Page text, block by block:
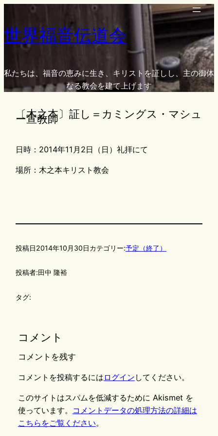
を
ッ
世界福音伝道会
私たちは、福音の恵みに生き、キリストを証しし、主の御体
なる教会を建て上げます
〔木之本〕証し＝カミングス・マシュ
ー宣教師
日時：2014年11月2日（日）礼拝にて
場所：木之本キリスト教会
投稿日2014年10月30日カテゴリー:予定（終了）
投稿者:田中 隆裕
タグ:
コメント
コメントを残す
コメントを投稿するには ログイン してください。
このサイトはスパムを低減するために Akismet を
使っています。
コメントデータの処理方法の詳細は
こちらをご覧ください。